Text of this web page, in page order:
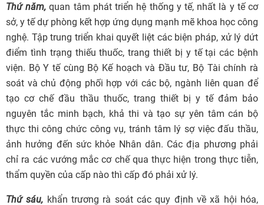
Thứ năm, quan tâm phát triển hệ thống y tế, nhất là y tế cơ
sở, y tế dự phòng kết hợp ứng dụng mạnh mẽ khoa học công
nghệ. Tập trung triển khai quyết liệt các biện pháp, xử lý dứt
điểm tình trạng thiếu thuốc, trang thiết bị y tế tại các bệnh
viện. Bộ Y tế cùng Bộ Kế hoạch và Đầu tư, Bộ Tài chính rà
soát và chủ động phối hợp với các bộ, ngành liên quan để
tạo cơ chế đầu thầu thuốc, trang thiết bị y tế đảm bảo
nguyên tắc minh bạch, khả thi và tạo sự yên tâm cán bộ
thực thi công chức công vụ, tránh tâm lý sợ việc đấu thầu,
ảnh hưởng đến sức khỏe Nhân dân. Các địa phương phải
chỉ ra các vướng mắc cơ chế qua thực hiện trong thực tiễn,
thẩm quyền của cấp nào thì cấp đó phải xử lý.
Thứ sáu, khẩn trương rà soát các quy định về xã hội hóa,